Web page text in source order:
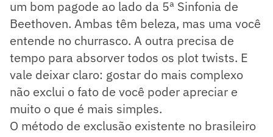
um bom pagode ao lado da 5ª Sinfonia de
Beethoven. Ambas têm beleza, mas uma você
entende no churrasco. A outra precisa de
tempo para absorver todos os plot twists. E
vale deixar claro: gostar do mais complexo
não exclui o fato de você poder apreciar e
muito o que é mais simples.
O método de exclusão existente no brasileiro